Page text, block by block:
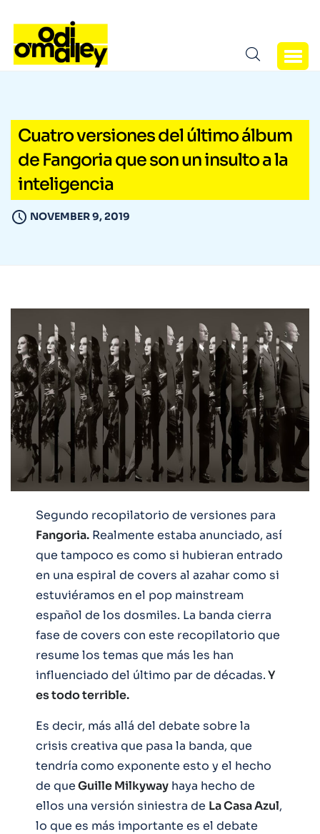
Cuatro versiones del último álbum
de Fangoria que son un insulto a la
inteligencia
NOVEMBER 9, 2019
Segundo recopilatorio de versiones para
Fangoria. Realmente estaba anunciado, así
que tampoco es como si hubieran entrado
en una espiral de covers al azahar como si
estuviéramos en el pop mainstream
español de los dosmiles. La banda cierra
fase de covers con este recopilatorio que
resume los temas que más les han
influenciado del último par de décadas.Y
es todo terrible.
Es decir, más allá del debate sobre la
crisis creativa que pasa la banda, que
tendría como exponente esto y el hecho
de queGuille Milkyway haya hecho de
ellos una versión siniestra de La Casa Azul,
lo que es más importante es el debate